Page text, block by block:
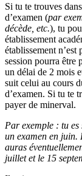
Si tu te trouves
d’examen (par
décède, etc.), tu
établissement
établissement n’est
session pourra être
un délai de 2 mois
suit celui au cours
d’examen. Si tu te
payer de minerval.
Par exemple : tu
un examen en juin.
auras
juillet et le 15